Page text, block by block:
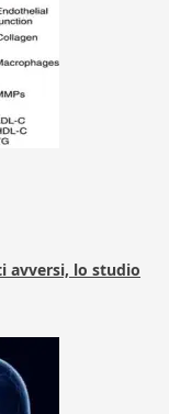
lo studio